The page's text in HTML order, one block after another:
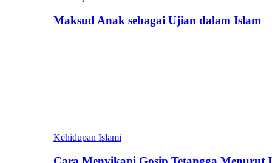
Maksud Anak sebagai Ujian dalam Islam
Kehidupan Islami